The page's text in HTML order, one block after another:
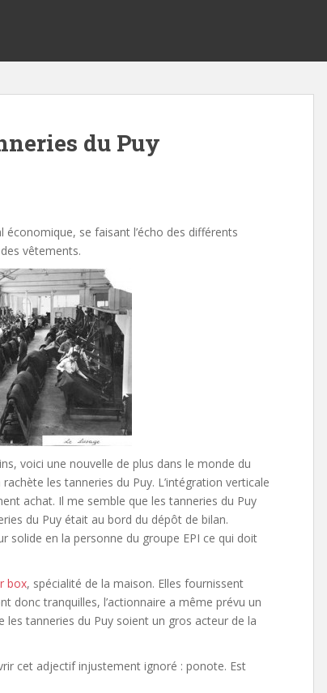
du Puy
se faisant l’écho des différents
vêtements.
voici une nouvelle de plus dans le monde du
les tanneries du Puy. L’intégration verticale
achat. Il me semble que les tanneries du Puy
du Puy était au bord du dépôt de bilan.
solide en la personne du groupe EPI ce qui doit
box, spécialité de la maison. Elles fournissent
donc tranquilles, l’actionnaire a même prévu un
les tanneries du Puy soient un gros acteur de la
cet adjectif injustement ignoré : ponote. Est